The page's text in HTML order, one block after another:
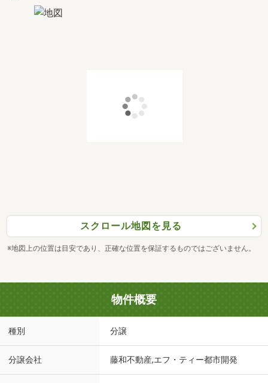
スクロール地図を見る
※地図上の位置は目安であり、正確な位置を保証するものではございません。
物件概要
種別 分譲
分譲会社 藤和不動産,エフ・ティー都市開発